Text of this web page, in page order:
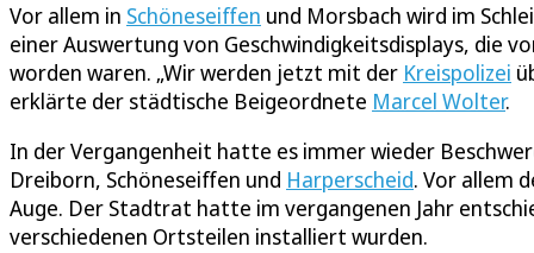
Vor allem in Schöneseiffen und Morsbach wird im
einer Auswertung von Geschwindigkeitsdisplays, die
worden waren. „Wir werden jetzt mit der Kreispolizei
erklärte der städtische Beigeordnete Marcel Wolter.
In der Vergangenheit hatte es immer wieder
Dreiborn, Schöneseiffen und Harperscheid. Vor allem
Auge. Der Stadtrat hatte im vergangenen Jahr
verschiedenen Ortsteilen installiert wurden.